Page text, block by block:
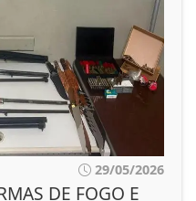
29/05/2026
DE FOGO E